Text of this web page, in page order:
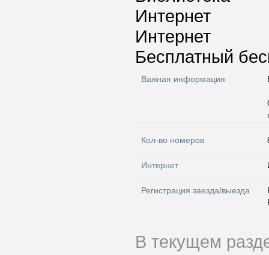
Интернет
Интернет
Бесплатный
Важная информация
Кол-во номеров
Интернет
Регистрация заезда/выезда
В текущем